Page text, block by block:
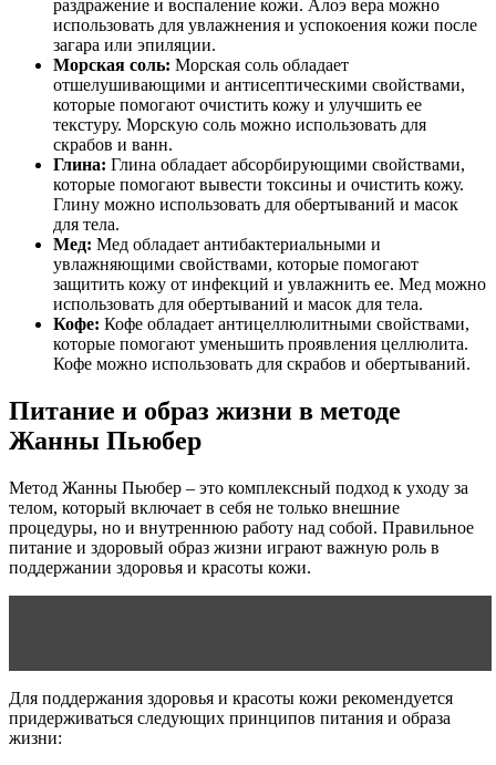
раздражение и воспаление кожи. Алоэ вера можно
использовать для увлажнения и успокоения кожи после
загара или эпиляции.
Морская соль: Морская соль обладает
отшелушивающими и антисептическими свойствами,
которые помогают очистить кожу и улучшить ее
текстуру. Морскую соль можно использовать для
скрабов и ванн.
Глина: Глина обладает абсорбирующими свойствами,
которые помогают вывести токсины и очистить кожу.
Глину можно использовать для обертываний и масок
для тела.
Мед: Мед обладает антибактериальными и
увлажняющими свойствами, которые помогают
защитить кожу от инфекций и увлажнить ее. Мед можно
использовать для обертываний и масок для тела.
Кофе: Кофе обладает антицеллюлитными свойствами,
которые помогают уменьшить проявления целлюлита.
Кофе можно использовать для скрабов и обертываний.
Питание и образ жизни в методе
Жанны Пьюбер
Метод Жанны Пьюбер – это комплексный подход к уходу за
телом, который включает в себя не только внешние
процедуры, но и внутреннюю работу над собой. Правильное
питание и здоровый образ жизни играют важную роль в
поддержании здоровья и красоты кожи.
Для поддержания здоровья и красоты кожи рекомендуется
придерживаться следующих принципов питания и образа
жизни: